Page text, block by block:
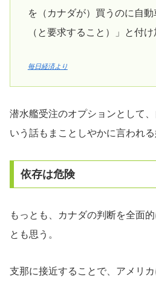
を（カナダが）買うのに自
（と要求すること）」と付け
毎日経済より
潜水艦受注のオプションとして
いう話もまことしやかに言われる
依存は危険
もっとも、カナダの判断を全面
とも思う。
支那に接近することで、アメリ